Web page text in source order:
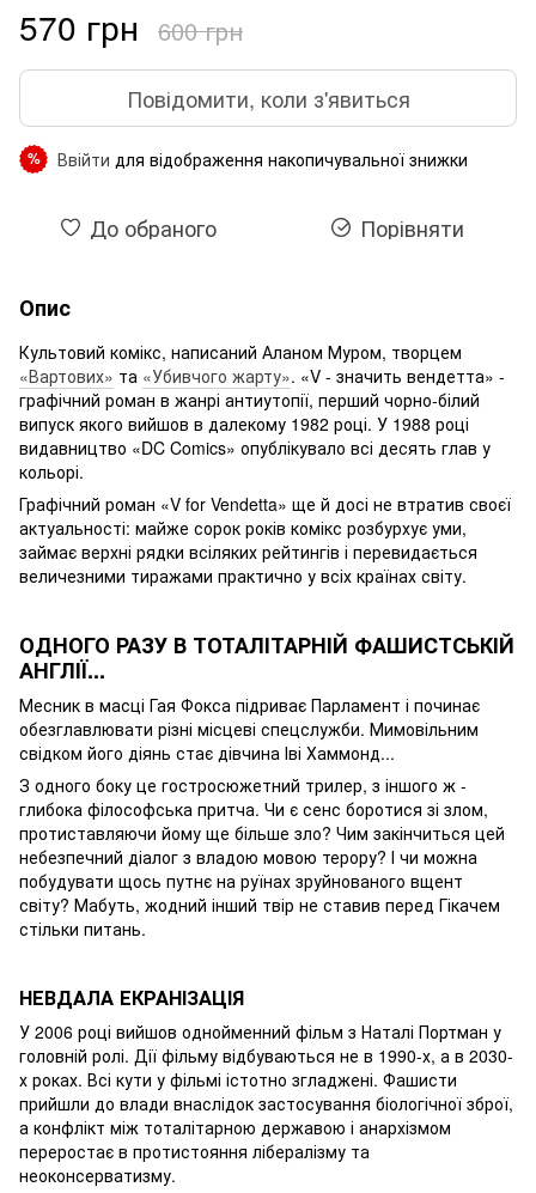
570 грн 600 грн
Повідомити, коли з'явиться
% Ввійти для відображення накопичувальної знижки
До обраного Порівняти
Опис
Культовий комікс, написаний Аланом Муром, творцем
«Вартових» та «Убивчого жарту». «V - значить вендетта» -
графічний роман в жанрі антиутопії, перший чорно-білий
випуск якого вийшов в далекому 1982 році. У 1988 році
видавництво «DC Comics» опублікувало всі десять глав у
кольорі.
Графічний роман «V for Vendetta» ще й досі не втратив своєї
актуальності: майже сорок років комікс розбурхує уми,
займає верхні рядки всіляких рейтингів і перевидається
величезними тиражами практично у всіх країнах світу.
ОДНОГО РАЗУ В ТОТАЛІТАРНІЙ ФАШИСТСЬКІЙ
АНГЛІЇ...
Месник в масці Гая Фокса підриває Парламент і починає
обезглавлювати різні місцеві спецслужби. Мимовільним
свідком його діянь стає дівчина Іві Хаммонд...
З одного боку це гостросюжетний трилер, з іншого ж -
глибока філософська притча. Чи є сенс боротися зі злом,
протиставляючи йому ще більше зло? Чим закінчиться цей
небезпечний діалог з владою мовою терору? І чи можна
побудувати щось путнє на руїнах зруйнованого вщент
світу? Мабуть, жодний інший твір не ставив перед Гікачем
стільки питань.
НЕВДАЛА ЕКРАНІЗАЦІЯ
У 2006 році вийшов однойменний фільм з Наталі Портман у
головній ролі. Дії фільму відбуваються не в 1990-х, а в 2030-
х роках. Всі кути у фільмі істотно згладжені. Фашисти
прийшли до влади внаслідок застосування біологічної зброї,
а конфлікт між тоталітарною державою і анархізмом
переростає в протистояння лібералізму та
неоконсерватизму.